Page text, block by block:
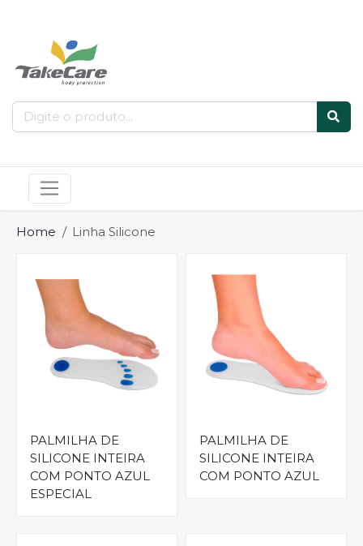
Home Linha Silicone
PALMILHA DE
SILICONE INTEIRA
COM PONTO AZUL
ESPECIAL
PALMILHA DE
SILICONE INTEIRA
COM PONTO AZUL